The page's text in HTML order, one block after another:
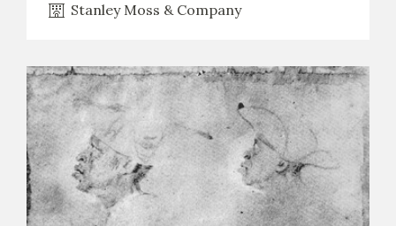
PREMIO ARAGÓN GOYA
EDICIONES
PUBLICACIONES
Stanley Moss & Company